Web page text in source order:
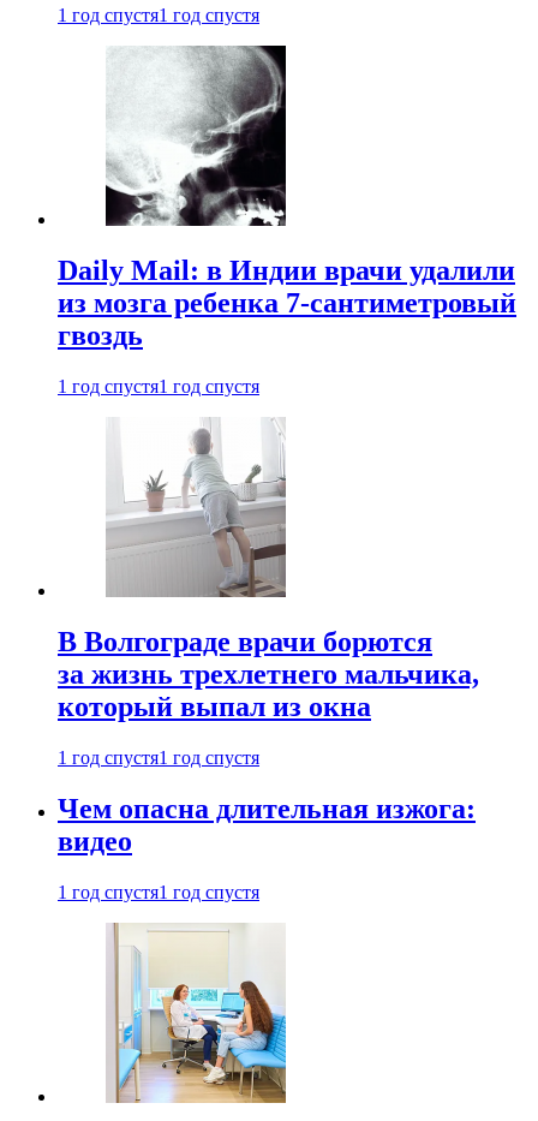
1 год спустя1 год спустя
Daily Mail: в Индии врачи удалили
из мозга ребенка 7-сантиметровый
гвоздь
1 год спустя1 год спустя
В Волгограде врачи борются
за жизнь трехлетнего мальчика,
который выпал из окна
1 год спустя1 год спустя
Чем опасна длительная изжога:
видео
1 год спустя1 год спустя